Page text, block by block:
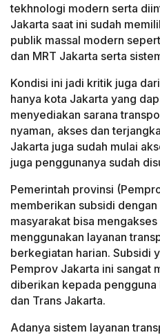
tekhnologi modern serta
Jakarta saat ini sudah
publik massal modern
dan MRT Jakarta serta
Kondisi ini jadi kritik juga
hanya kota Jakarta yang
menyediakan sarana
nyaman, akses dan
Jakarta juga sudah mulai
juga penggunanya sudah
Pemerintah provinsi
memberikan subsidi
masyarakat bisa
menggunakan layanan
berkegiatan harian. Subsidi
Pemprov Jakarta ini sangat
diberikan kepada pengguna
dan Trans Jakarta.
Adanya sistem layanan